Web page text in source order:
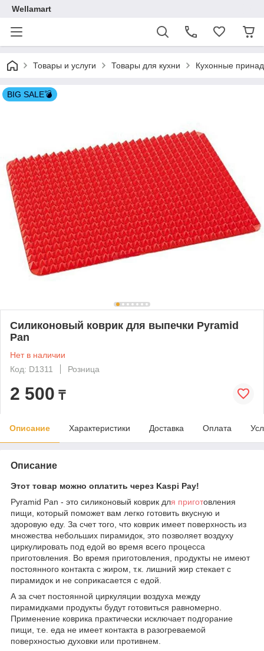
Wellamart
Товары и услуги Товары для кухни Кухонные
BIG SALE💣
Силиконовый коврик для выпечки Pyramid
Pan
Нет в наличии
Код: D1311
Розница
2 500 ₸
Описание Характеристики Доставка Оплата
Описание
Этот товар можно оплатить через Kaspi Pay!
Pyramid Pan - это силиконовый коврик для приготовления
пищи, который поможет вам легко готовить вкусную и
здоровую еду. За счет того, что коврик имеет поверхность из
множества небольших пирамидок, это позволяет воздуху
циркулировать под едой во время всего процесса
приготовления. Во время приготовления, продукты не имеют
постоянного контакта с жиром, т.к. лишний жир стекает с
пирамидок и не соприкасается с едой.
А за счет постоянной циркуляции воздуха между
пирамидками продукты будут готовиться равномерно.
Применение коврика практически исключает подгорание
пищи, т.е. еда не имеет контакта в разогреваемой
поверхностью духовки или противнем.